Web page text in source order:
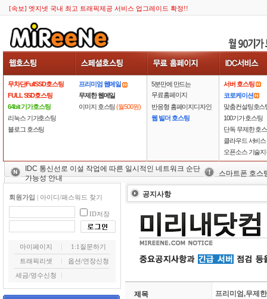
[속보] 엣지넷 국내 최고 트래픽제공 서비스 업그레이드 확정!!
무차단FullSSD호스팅
FULL SSD호스팅
64bit 기가호스팅
리눅스 기가호스팅
블로그 호스팅
프리미엄 웹메일
무제한 웹메일
이미지 호스팅(월500원)
5분만에 만드는
무료홈페이지
반응형 홈페이지디자인
웹 빌더 호스팅
서버 호스팅
코로케이션
맞춤컨설팅호스
100기가 호스팅
단독 무제한 호
클라우드 서비스
오픈소스 기술
IDC 통신선로 이설 작업에 따른 일시적인 네트워크 순단
가능성 안내
스마트폰 호스
회원가입 | 아이디/패스워드 찾기
ID저장
마이페이지
1:1질문하기
트래픽리셋
옵션/연장신청
세금/영수신청
공지사항
제목 프리미엄,무제